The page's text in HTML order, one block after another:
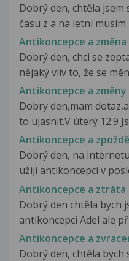
Dobrý den, chtěla jsem
času z a na letní musím
Antikoncepce a
Dobrý den, chci se
nějaký vliv to, že se
Antikoncepce a
Dobry den,mam
to ujasnit.V úterý 12.9
Antikoncepce a
Dobrý den, na
užiji antikoncepci v
Antikoncepce a ztráta
Dobrý den chtěla bych
antikoncepci Adel ale
Antikoncepce a
Dobrý den, chtěla bych